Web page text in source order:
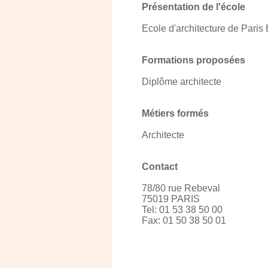
Présentation de l'école
Ecole d'architecture de Paris
Formations proposées
Diplôme architecte
Métiers formés
Architecte
Contact
78/80 rue Rebeval
75019 PARIS
Tel: 01 53 38 50 00
Fax: 01 50 38 50 01